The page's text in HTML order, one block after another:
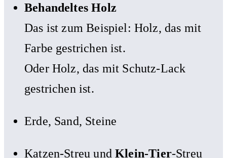
Behandeltes Holz
Das ist zum Beispiel: Holz, das mit
Farbe gestrichen ist.
Oder Holz, das mit Schutz-Lack
gestrichen ist.
Erde, Sand, Steine
Katzen-Streu undKlein-Tier-Streu